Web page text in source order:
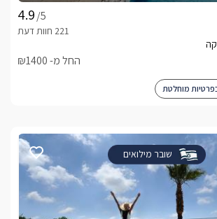
/5
החל מ- ₪1400
מוחלטת
שובר מילואים